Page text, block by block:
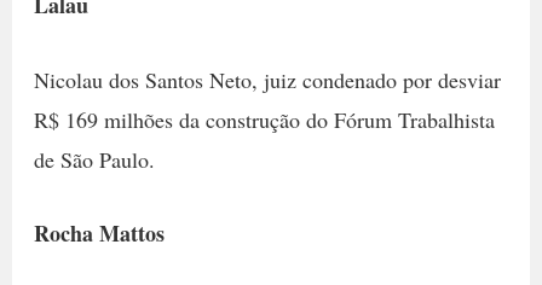
Nicolau dos Santos Neto, juiz condenado por desviar
R$ 169 milhões da construção do Fórum Trabalhista
de São Paulo.
Rocha Mattos